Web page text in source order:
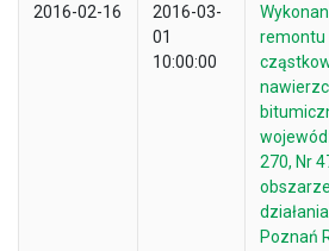
2016-02-16
2016-03-
01
10:00:00
remontu
270, Nr
obszarze
Poznań